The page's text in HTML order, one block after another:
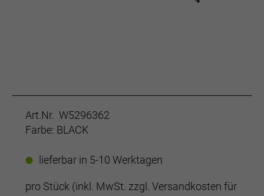
Art.Nr. W5296362
Farbe: BLACK
lieferbar in 5-10 Werktagen
pro Stück (inkl. MwSt. zzgl. Versandkosten für